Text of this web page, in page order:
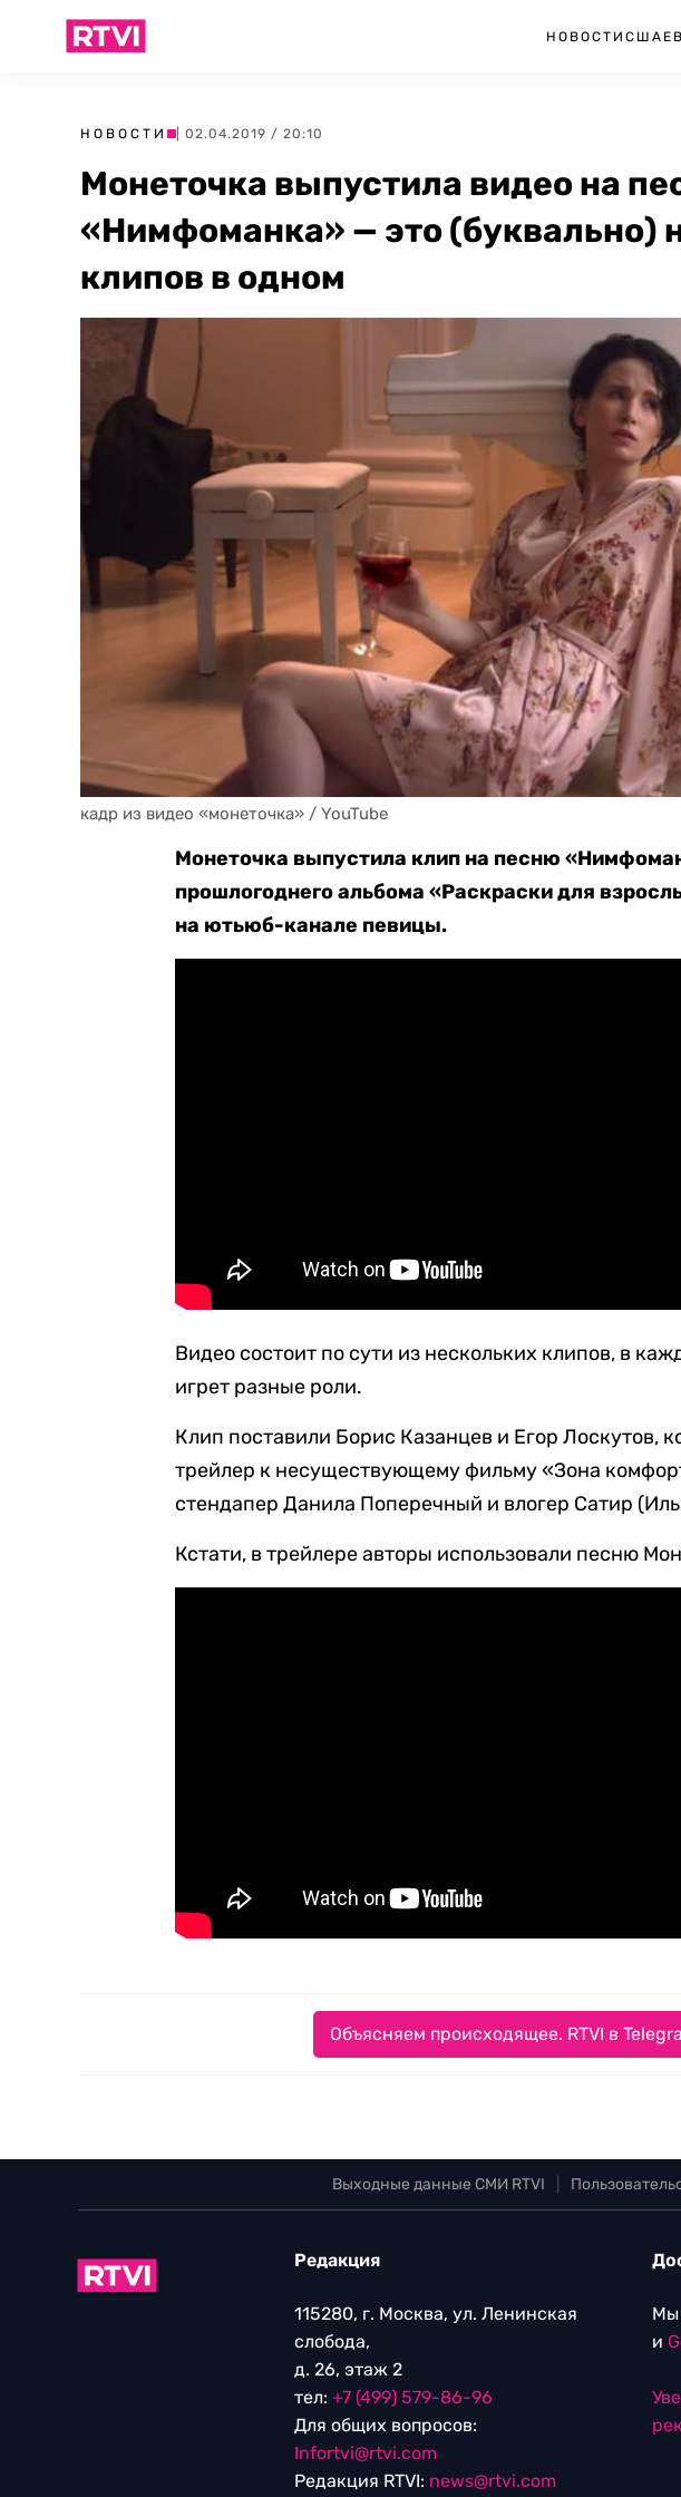
НОВОСТИ США
НОВОСТИ | 02.04.2019 / 20:10
Монеточка выпустила видео на
«Нимфоманка» — это (буквально)
клипов в одном
кадр из видео «монеточка» / YouTube
Монеточка выпустила клип на песню
прошлогоднего альбома «Раскраски для
на ютьюб-канале певицы.
Видео состоит по сути из нескольких клипов, в
игрет разные роли.
Клип поставили Борис Казанцев и Егор Лоскутов,
трейлер к несуществующему фильму «Зона
стендапер Данила Поперечный и влогер Сатир
Кстати, в трейлере авторы использовали песню
Объясняем происходящее. RTVI в
Выходные данные СМИ RTVI
Редакция
115280, г. Москва, ул. Ленинская
слобода,
д. 26, этаж 2
тел: +7 (499) 579-86-96
Для общих вопросов:
Infortvi@rtvi.com
Редакция RTVI: news@rtvi.com
Мы
и